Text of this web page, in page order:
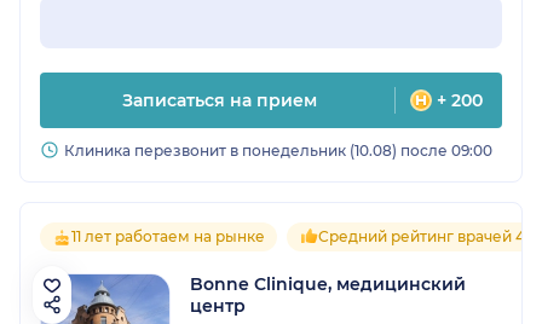
Записаться на прием + 200
Клиника перезвонит в понедельник (10.08) после 09:00
11 лет работаем на рынке Средний рейтинг врачей 4.6
Bonne Clinique, медицинский
центр